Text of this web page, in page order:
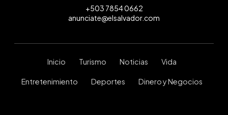
+503 7854 0662
anunciate@elsalvador.com
Inicio Turismo Noticias Vida
Entretenimiento Deportes Dinero y Negocios